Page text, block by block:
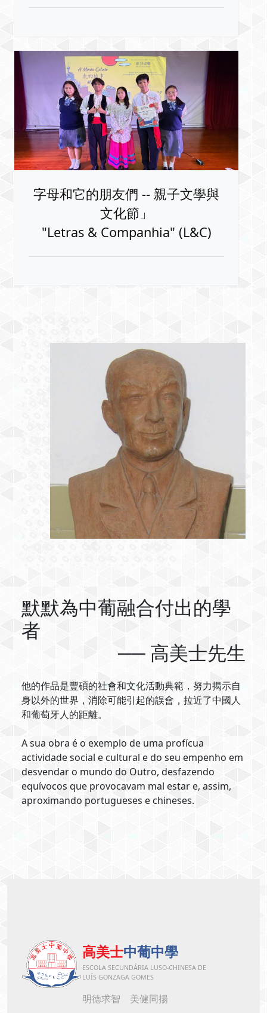
字母和它的朋友們 -- 親子文學與
文化節」
"Letras & Companhia" (L&C)
默默為中葡融合付出的學
者
── 高美士先生
他的作品是豐碩的社會和文化活動典範，努力揭示自
身以外的世界，消除可能引起的誤會，拉近了中國人
和葡萄牙人的距離。
A sua obra é o exemplo de uma profícua
actividade social e cultural e do seu empenho em
desvendar o mundo do Outro, desfazendo
equívocos que provocavam mal estar e, assim,
aproximando portugueses e chineses.
高美士中葡中學
ESCOLA SECUNDÁRIA LUSO-CHINESA DE
LUÍS GONZAGA GOMES
明德求智 美健同揚